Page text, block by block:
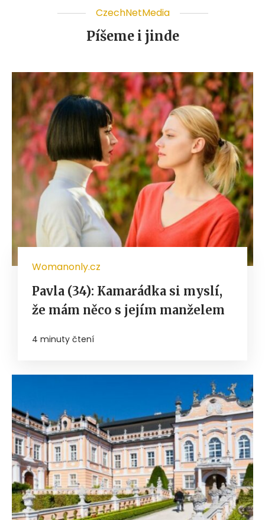
CzechNetMedia
Píšeme i jinde
Womanonly.cz
Pavla (34): Kamarádka si myslí,
že mám něco s jejím manželem
4 minuty čtení